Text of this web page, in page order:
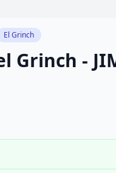
El Grinch
Grinch -